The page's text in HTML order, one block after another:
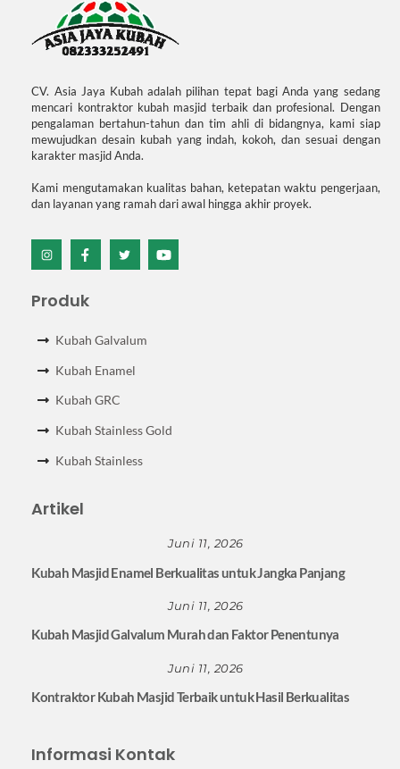
CV. Asia Jaya Kubah adalah pilihan tepat bagi Anda yang sedang
mencari kontraktor kubah masjid terbaik dan profesional. Dengan
pengalaman bertahun-tahun dan tim ahli di bidangnya, kami siap
mewujudkan desain kubah yang indah, kokoh, dan sesuai dengan
karakter masjid Anda.
Kami mengutamakan kualitas bahan, ketepatan waktu pengerjaan,
dan layanan yang ramah dari awal hingga akhir proyek.
Icon
Icon
Icon
Icon
Produk
Kubah Galvalum
Kubah Enamel
Kubah GRC
Kubah Stainless Gold
Kubah Stainless
Artikel
Juni 11, 2026
Kubah Masjid Enamel Berkualitas untuk Jangka Panjang
Juni 11, 2026
Kubah Masjid Galvalum Murah dan Faktor Penentunya
Juni 11, 2026
Kontraktor Kubah Masjid Terbaik untuk Hasil Berkualitas
Informasi Kontak